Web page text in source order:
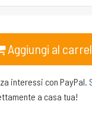
Aggiungi al
interessi con PayPal.
a casa tua!